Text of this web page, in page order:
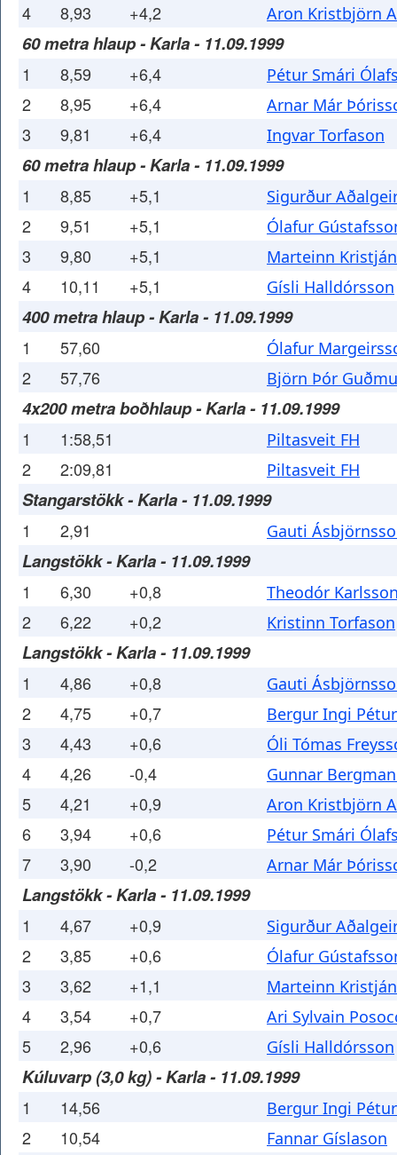
4 8,93 +4,2 Aron Kristbjörn
60 metra hlaup - Karla - 11.09.1999
1 8,59 +6,4 Pétur Smári
2 8,95 +6,4 Arnar Már
3 9,81 +6,4 Ingvar Torfason
60 metra hlaup - Karla - 11.09.1999
1 8,85 +5,1 Sigurður
2 9,51 +5,1 Ólafur
3 9,80 +5,1 Marteinn
4 10,11 +5,1 Gísli Halldórsson
400 metra hlaup - Karla - 11.09.1999
1 57,60 Ólafur
2 57,76 Björn Þór
4x200 metra boðhlaup - Karla - 11.09.1999
1 1:58,51 Piltasveit FH
2 2:09,81 Piltasveit FH
Stangarstökk - Karla - 11.09.1999
1 2,91 Gauti
Langstökk - Karla - 11.09.1999
1 6,30 +0,8 Theodór
2 6,22 +0,2 Kristinn Torfason
Langstökk - Karla - 11.09.1999
1 4,86 +0,8 Gauti
2 4,75 +0,7 Bergur Ingi
3 4,43 +0,6 Óli Tómas
4 4,26 -0,4 Gunnar
5 4,21 +0,9 Aron Kristbjörn
6 3,94 +0,6 Pétur Smári
7 3,90 -0,2 Arnar Már
Langstökk - Karla - 11.09.1999
1 4,67 +0,9 Sigurður
2 3,85 +0,6 Ólafur
3 3,62 +1,1 Marteinn
4 3,54 +0,7 Ari Sylvain
5 2,96 +0,6 Gísli Halldórsson
Kúluvarp (3,0 kg) - Karla - 11.09.1999
1 14,56 Bergur Ingi
2 10,54 Fannar Gíslason